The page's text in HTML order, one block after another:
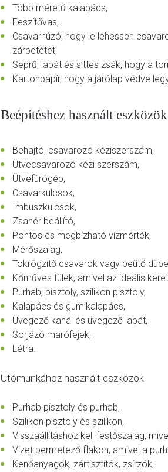
Több méretű kalapács,
Feszítővas,
Csavarhúzó, hogy le lehessen
zárbetétet,
Seprű, lapát és sittes zsák, hogy a
Kartonpapír, hogy a járólap védve
Beépítéshez használt eszközök
Behajtó, csavarozó kéziszerszám,
Ütvecsavarozó kézi szerszám,
Ütvefúrógép,
Csavarkulcsok,
Imbuszkulcsok,
Zsanér beállító,
Pontos és megbízható vízmérték,
Mérőszalag,
Tokrögzítő csavarok vagy beütő
Kőműves fülek, amivel az ideális
Purhab, pisztoly, szilikon pisztoly,
Kalapács és gumikalapács,
Üvegező kanál és üvegező lapát,
Sorjázó marófejek,
Létra.
Utómunkához használt eszközök
Purhab pisztoly és purhab,
Szilikon pisztoly és szilikon,
Visszaállításhoz kell festőszalag,
Vizet permetező flakon, amivel a
Kenőanyagok, zártisztítók, zsírzók,